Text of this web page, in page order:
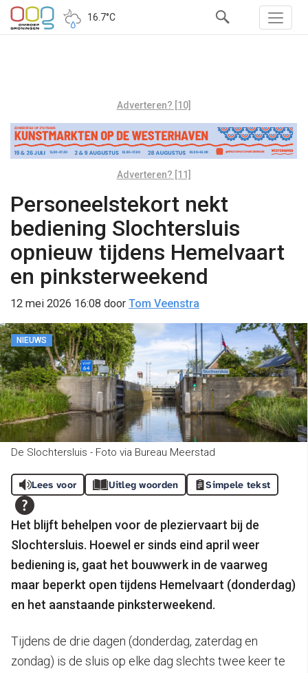
16.7°C
Adverteren? [10]
Adverteren? [11]
Personeelstekort nekt
bediening Slochtersluis
opnieuw tijdens Hemelvaart
en pinksterweekend
12 mei 2026 16:08 door Tom Veenstra
NIEUWS
De Slochtersluis - Foto via Bureau Meerstad
Lees voor Uitleg woorden Simpele tekst
Het blijft behelpen voor de pleziervaart bij de
Slochtersluis. Hoewel er sinds eind april weer
bediening is, gaat het bouwwerk in de vaarweg
maar beperkt open tijdens Hemelvaart (donderdag)
en het aanstaande pinksterweekend.
Tijdens de drie dagen (donderdag, zaterdag en
zondag) is de sluis op elke dag slechts twee keer te